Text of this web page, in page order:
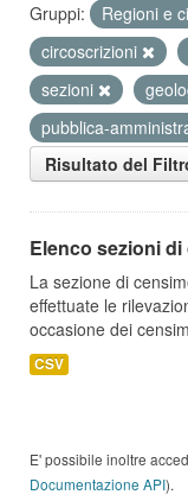
Gruppi:
Regioni e
circoscrizioni
sezioni
pubblica-
Risultato del
Elenco sezioni
La sezione di
effettuate le
occasione dei
CSV
E' possibile inoltre
Documentazione API).